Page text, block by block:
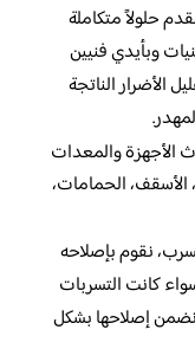
حلولاً متكاملة
وبأيدي فنيين
الأضرار الناتجة
والمعدات
الأسقف، الحمامات،
نقوم بإصلاحه
كانت التسربات
نضمن إصلاحها بشكل